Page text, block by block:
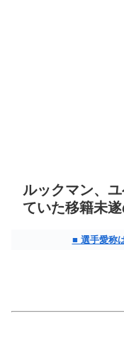
ルックマン、
ていた移籍未
■ 選手愛称